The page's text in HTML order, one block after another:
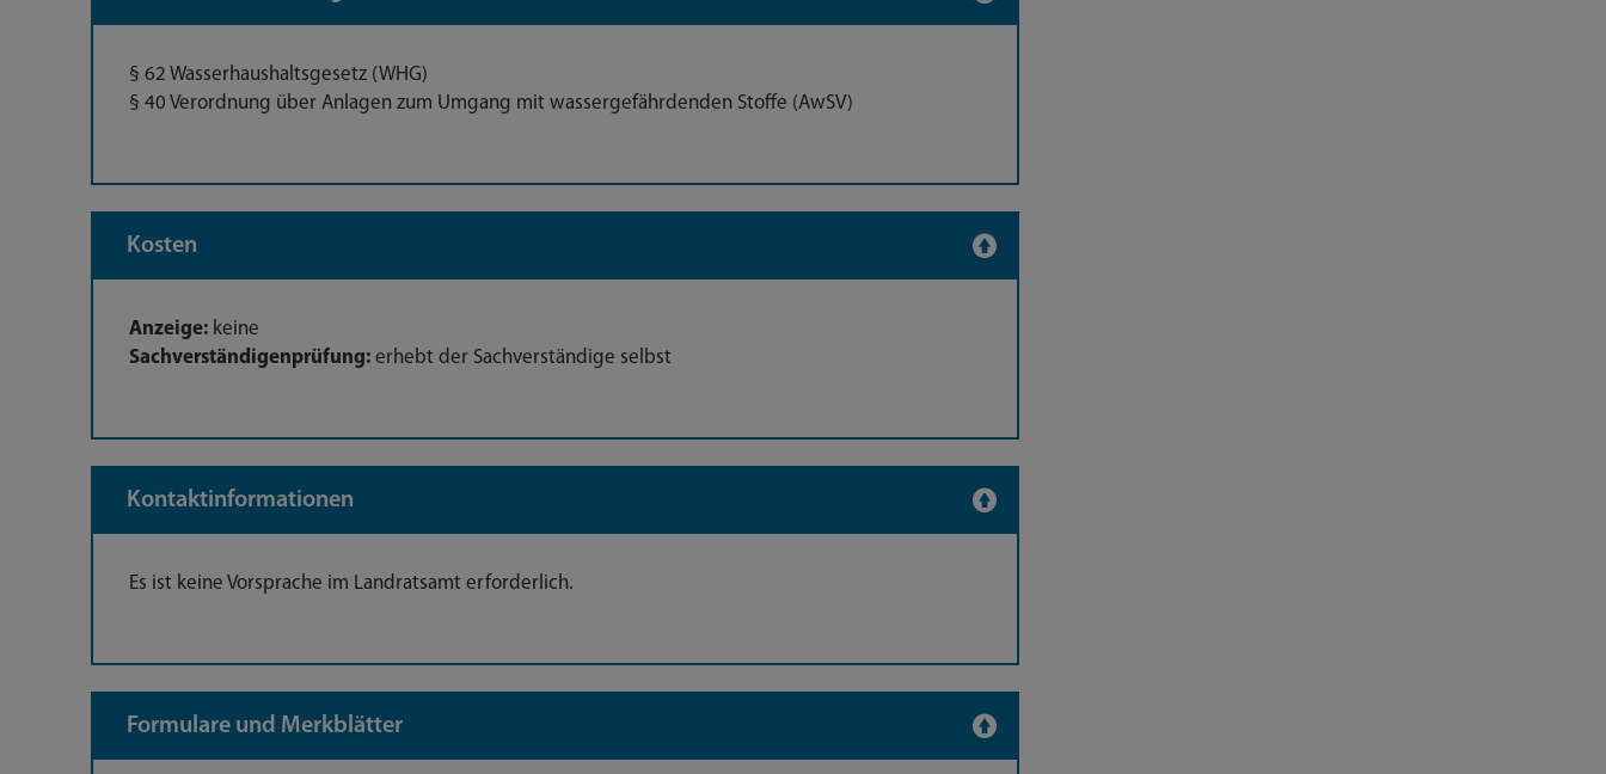
§ 62 Wasserhaushaltsgesetz (WHG)
§ 40 Verordnung über Anlagen zum Umgang mit wassergefährdenden Stoffe (AwSV)
Kosten
Anzeige: keine
Sachverständigenprüfung: erhebt der Sachverständige selbst
Kontaktinformationen
Es ist keine Vorsprache im Landratsamt erforderlich.
Formulare und Merkblätter